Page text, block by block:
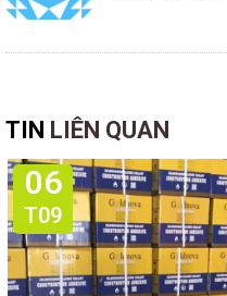
TIN LIÊN QUAN
06
T09